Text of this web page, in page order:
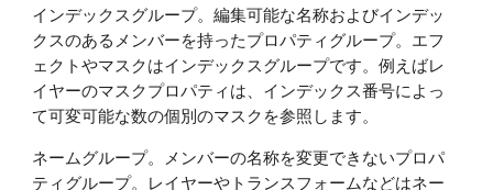
インデックスグループ。編集可能な名称およびインデッ
クスのあるメンバーを持ったプロパティグループ。エフ
ェクトやマスクはインデックスグループです。例えばレ
イヤーのマスクプロパティは、インデックス番号によっ
て可変可能な数の個別のマスクを参照します。
ネームグループ。メンバーの名称を変更できないプロパ
ティグループ。レイヤーやトランスフォームなどはネー